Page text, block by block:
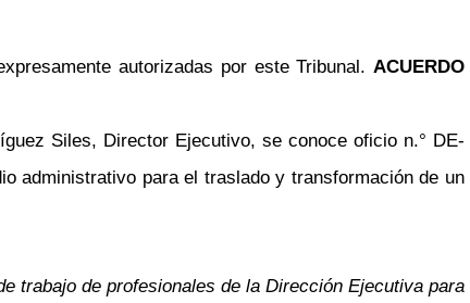
autorizadas por este Tribunal.ACUERDO
Siles, Director Ejecutivo, se conoce oficio n.° DE-
administrativo para el traslado y transformación de un
trabajo de profesionales de la Dirección Ejecutiva para